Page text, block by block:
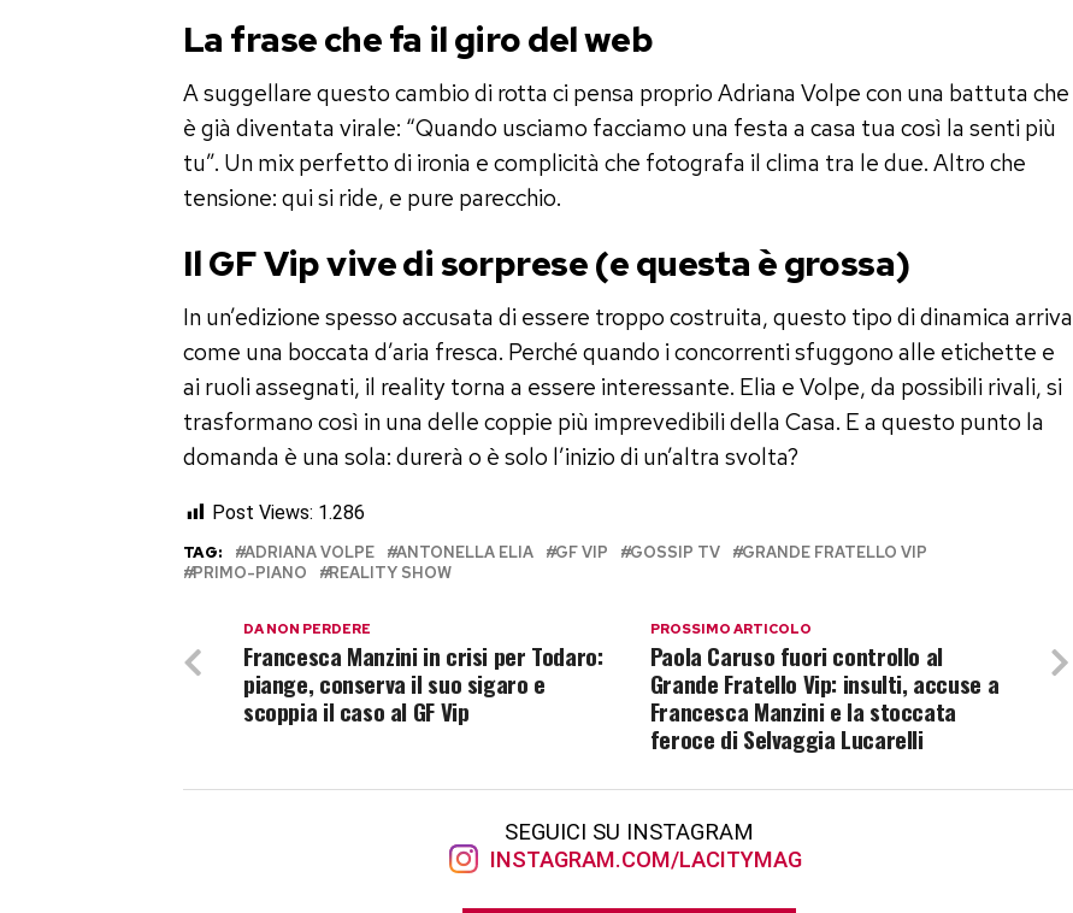
La frase che fa il giro del web
A suggellare questo cambio di rotta ci pensa proprio Adriana Volpe con una battuta che
è già diventata virale: “Quando usciamo facciamo una festa a casa tua così la senti più
tu”. Un mix perfetto di ironia e complicità che fotografa il clima tra le due. Altro che
tensione: qui si ride, e pure parecchio.
Il GF Vip vive di sorprese (e questa è grossa)
In un’edizione spesso accusata di essere troppo costruita, questo tipo di dinamica arriva
come una boccata d’aria fresca. Perché quando i concorrenti sfuggono alle etichette e
ai ruoli assegnati, il reality torna a essere interessante. Elia e Volpe, da possibili rivali, si
trasformano così in una delle coppie più imprevedibili della Casa. E a questo punto la
domanda è una sola: durerà o è solo l’inizio di un’altra svolta?
Post Views: 1.286
TAG: ADRIANA VOLPE ANTONELLA ELIA GF VIP GOSSIP TV
GRANDE FRATELLO VIP
PRIMO-PIANO
REALITY SHOW
PROSSIMO ARTICOLO
Paola Caruso fuori controllo al
Grande Fratello Vip: insulti, accuse a
Francesca Manzini e la stoccata
feroce di Selvaggia Lucarelli
DA NON PERDERE
Francesca Manzini in crisi per Todaro:
piange, conserva il suo sigaro e
scoppia il caso al GF Vip
SEGUICI SU INSTAGRAM
INSTAGRAM.COM/LACITYMAG